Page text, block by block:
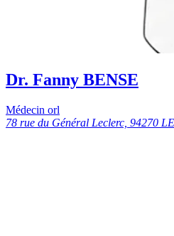
Dr. Fanny BENSE
Médecin orl
78 rue du Général Leclerc, 94270